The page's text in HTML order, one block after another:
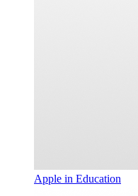
Apple in Education